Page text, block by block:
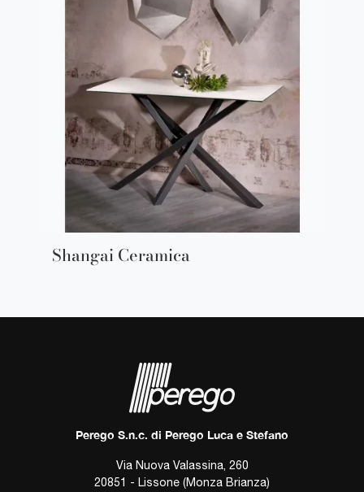
Shangai Ceramica
Perego S.n.c. di Perego Luca e Stefano
Via Nuova Valassina, 260
20851 - Lissone (Monza Brianza)